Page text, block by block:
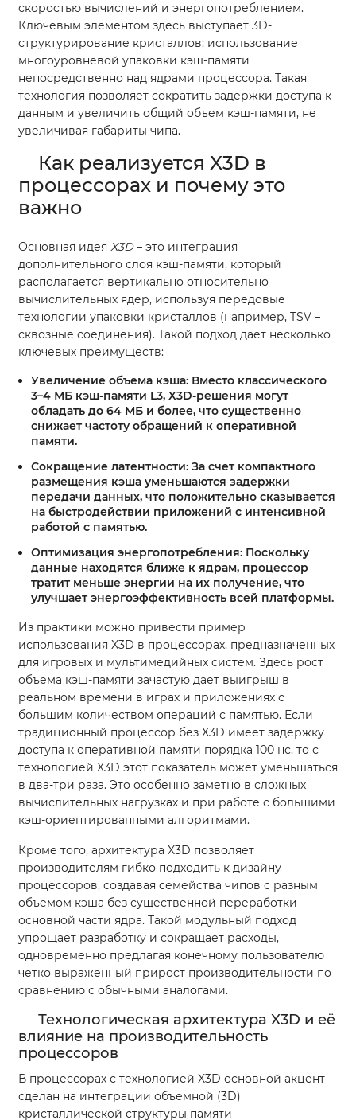
скоростью вычислений и энергопотреблением.
Ключевым элементом здесь выступает 3D-
структурирование кристаллов: использование
многоуровневой упаковки кэш-памяти
непосредственно над ядрами процессора. Такая
технология позволяет сократить задержки доступа к
данным и увеличить общий объем кэш-памяти, не
увеличивая габариты чипа.
Как реализуется X3D в
процессорах и почему это
важно
Основная идея X3D– это интеграция
дополнительного слоя кэш-памяти, который
располагается вертикально относительно
вычислительных ядер, используя передовые
технологии упаковки кристаллов (например, TSV –
сквозные соединения). Такой подход дает несколько
ключевых преимуществ:
Увеличение объема кэша: Вместо классического
3–4 МБ кэш-памяти L3, X3D-решения могут
обладать до 64 МБ и более, что существенно
снижает частоту обращений к оперативной
памяти.
Сокращение латентности: За счет компактного
размещения кэша уменьшаются задержки
передачи данных, что положительно сказывается
на быстродействии приложений с интенсивной
работой с памятью.
Оптимизация энергопотребления: Поскольку
данные находятся ближе к ядрам, процессор
тратит меньше энергии на их получение, что
улучшает энергоэффективность всей платформы.
Из практики можно привести пример
использования X3D в процессорах, предназначенных
для игровых и мультимедийных систем. Здесь рост
объема кэш-памяти зачастую дает выигрыш в
реальном времени в играх и приложениях с
большим количеством операций с памятью. Если
традиционный процессор без X3D имеет задержку
доступа к оперативной памяти порядка 100 нс, то с
технологией X3D этот показатель может уменьшаться
в два-три раза. Это особенно заметно в сложных
вычислительных нагрузках и при работе с большими
кэш-ориентированными алгоритмами.
Кроме того, архитектура X3D позволяет
производителям гибко подходить к дизайну
процессоров, создавая семейства чипов с разным
объемом кэша без существенной переработки
основной части ядра. Такой модульный подход
упрощает разработку и сокращает расходы,
одновременно предлагая конечному пользователю
четко выраженный прирост производительности по
сравнению с обычными аналогами.
Технологическая архитектура X3D и её
влияние на производительность
процессоров
В процессорах с технологией X3D основной акцент
сделан на интеграции объемной (3D)
кристаллической структуры памяти